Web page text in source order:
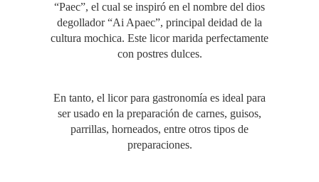
“Paec”, el cual se inspiró en el nombre del dios
degollador “Ai Apaec”, principal deidad de la
cultura mochica. Este licor marida perfectamente
con postres dulces.
En tanto, el licor para gastronomía es ideal para
ser usado en la preparación de carnes, guisos,
parrillas, horneados, entre otros tipos de
preparaciones.